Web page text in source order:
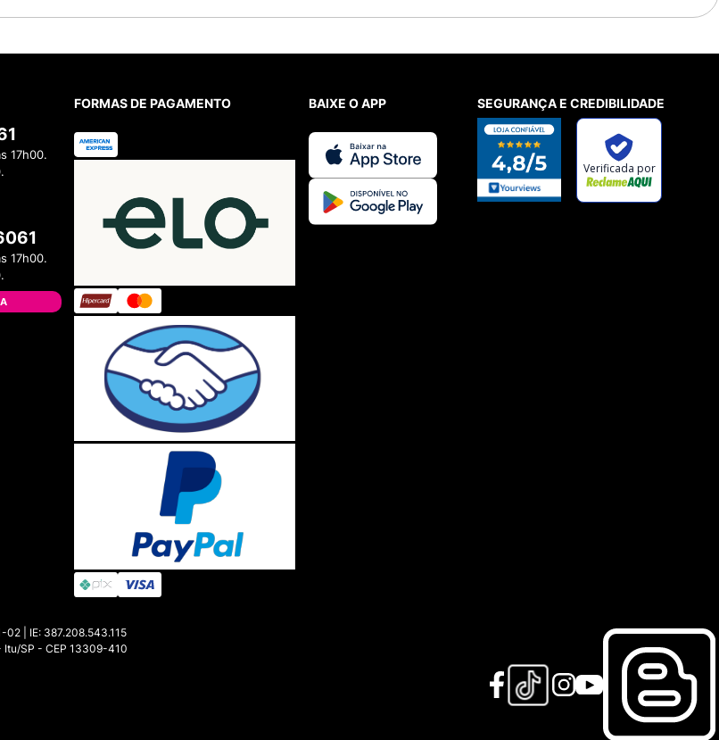
17h00.
17h00.
FORMAS DE PAGAMENTO BAIXE O APP SEGURANÇA E CREDIBILIDADE
02 | IE: 387.208.543.115
Itu/SP - CEP 13309-410